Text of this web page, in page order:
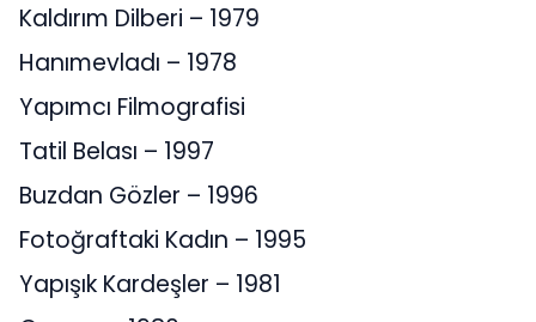
Kaldırım Dilberi – 1979
Hanımevladı – 1978
Yapımcı Filmografisi
Tatil Belası – 1997
Buzdan Gözler – 1996
Fotoğraftaki Kadın – 1995
Yapışık Kardeşler – 1981